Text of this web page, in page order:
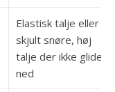
Elastisk talje eller
skjult snøre, høj
talje der ikke glider
ned